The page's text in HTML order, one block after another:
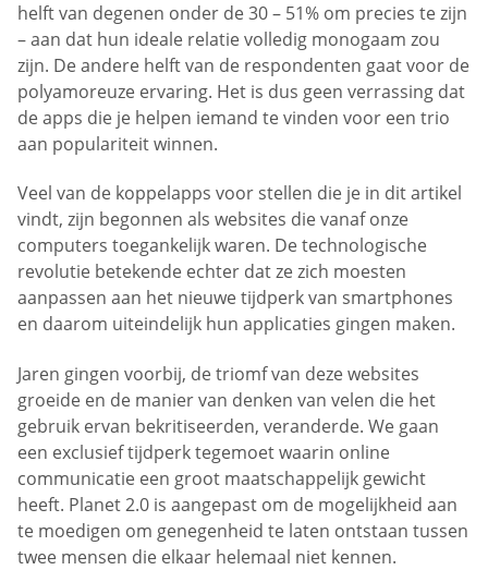
helft van degenen onder de 30 – 51% om precies te zijn
– aan dat hun ideale relatie volledig monogaam zou
zijn. De andere helft van de respondenten gaat voor de
polyamoreuze ervaring. Het is dus geen verrassing dat
de apps die je helpen iemand te vinden voor een trio
aan populariteit winnen.
Veel van de koppelapps voor stellen die je in dit artikel
vindt, zijn begonnen als websites die vanaf onze
computers toegankelijk waren. De technologische
revolutie betekende echter dat ze zich moesten
aanpassen aan het nieuwe tijdperk van smartphones
en daarom uiteindelijk hun applicaties gingen maken.
Jaren gingen voorbij, de triomf van deze websites
groeide en de manier van denken van velen die het
gebruik ervan bekritiseerden, veranderde. We gaan
een exclusief tijdperk tegemoet waarin online
communicatie een groot maatschappelijk gewicht
heeft. Planet 2.0 is aangepast om de mogelijkheid aan
te moedigen om genegenheid te laten ontstaan tussen
twee mensen die elkaar helemaal niet kennen.